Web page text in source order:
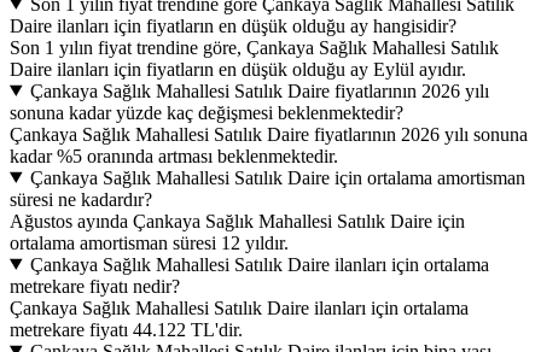
Daire ilanları için fiyatların en düşük olduğu ay hangisidir?
Son 1 yılın fiyat trendine göre, Çankaya Sağlık Mahallesi Satılık
Daire ilanları için fiyatların en düşük olduğu ay Eylül ayıdır.
Çankaya Sağlık Mahallesi Satılık Daire fiyatlarının 2026 yılı
sonuna kadar yüzde kaç değişmesi beklenmektedir?
Çankaya Sağlık Mahallesi Satılık Daire fiyatlarının 2026 yılı sonuna
kadar %5 oranında artması beklenmektedir.
Çankaya Sağlık Mahallesi Satılık Daire için ortalama amortisman
süresi ne kadardır?
Ağustos ayında Çankaya Sağlık Mahallesi Satılık Daire için
ortalama amortisman süresi 12 yıldır.
Çankaya Sağlık Mahallesi Satılık Daire ilanları için ortalama
metrekare fiyatı nedir?
Çankaya Sağlık Mahallesi Satılık Daire ilanları için ortalama
metrekare fiyatı 44.122 TL'dir.